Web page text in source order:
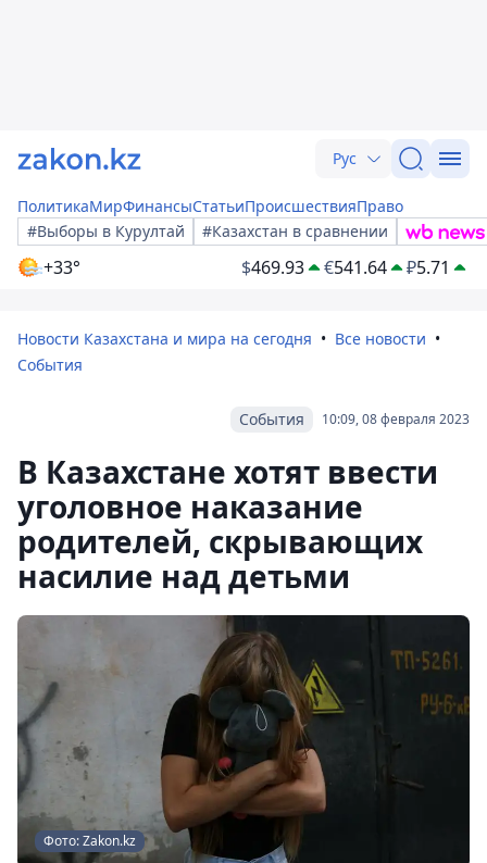
Рус
ПолитикаМирФинансыСтатьиПроисшествияПраво
#Выборы в Курултай
#Казахстан в сравнении
+33° $469.93 €541.64 ₽5.71
Новости Казахстана и мира на сегодня
Все новости
События
10:09, 08 февраля 2023
События
В Казахстане хотят ввести
уголовное наказание
родителей, скрывающих
насилие над детьми
Фото: Zakon.kz